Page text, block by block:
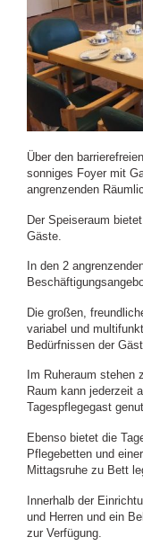
Über den
sonniges Foyer mit
angrenzenden
Der Speiseraum
Gäste.
In den 2
Die großen,
variabel und
Bedürfnissen der
Im Ruheraum stehen
Raum kann jederzeit
Tagespflegegast
Ebenso bietet die
Pflegebetten und
Mittagsruhe zu Bett
Innerhalb der
und Herren und ein
zur Verfügung.